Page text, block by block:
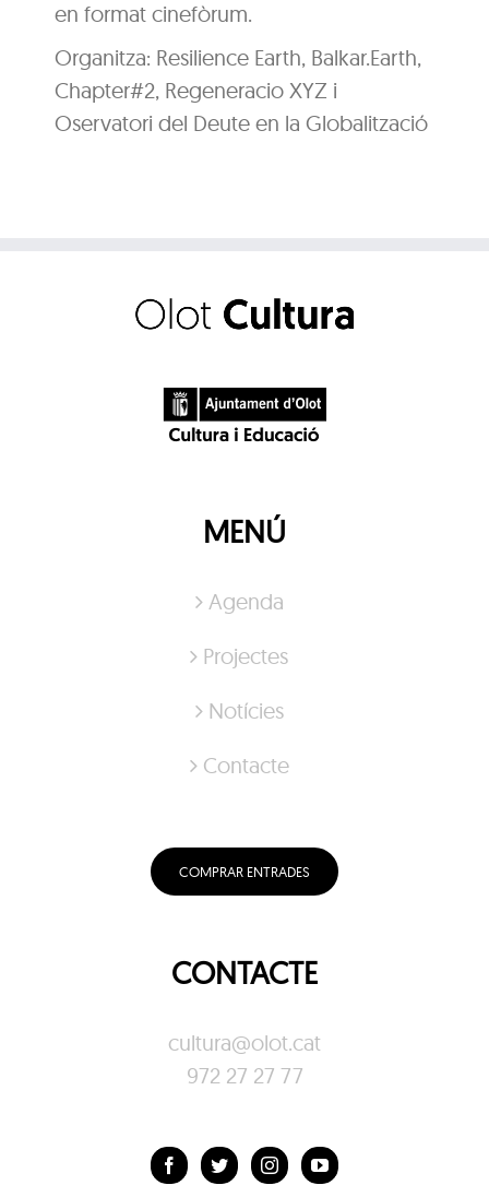
en format cinefòrum.
Organitza: Resilience Earth, Balkar.Earth,
Chapter#2, Regeneracio XYZ i
Oservatori del Deute en la Globalització
MENÚ
Agenda
Projectes
Notícies
Contacte
COMPRAR ENTRADES
CONTACTE
cultura@olot.cat
972 27 27 77